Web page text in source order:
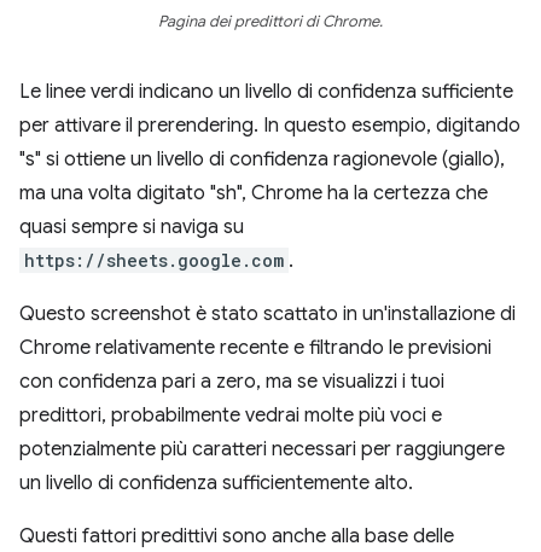
Pagina dei predittori di Chrome.
Le linee verdi indicano un livello di confidenza sufficiente
per attivare il prerendering. In questo esempio, digitando
"s" si ottiene un livello di confidenza ragionevole (giallo),
ma una volta digitato "sh", Chrome ha la certezza che
quasi sempre si naviga su
https://sheets.google.com .
Questo screenshot è stato scattato in un'installazione di
Chrome relativamente recente e filtrando le previsioni
con confidenza pari a zero, ma se visualizzi i tuoi
predittori, probabilmente vedrai molte più voci e
potenzialmente più caratteri necessari per raggiungere
un livello di confidenza sufficientemente alto.
Questi fattori predittivi sono anche alla base delle